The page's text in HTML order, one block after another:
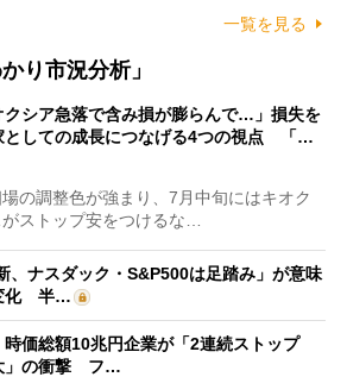
一覧を見る
り市況分析」
クシア急落で含み損が膨らんで…」損失を
としての成長につなげる4つの視点 「…
の調整色が強まり、7月中旬にはキオク
ストップ安をつけるな…
、ナスダック・S&P500は足踏み」が意味
化 半…
時価総額10兆円企業が「2連続ストップ
」の衝撃 フ…